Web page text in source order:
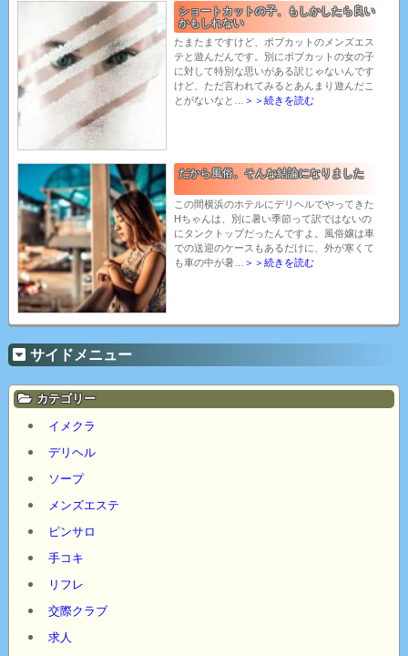
ショートカットの子、もしかしたら良い
かもしれない
たまたまですけど、ボブカットのメンズエス
テと遊んだんです。別にボブカットの女の子
に対して特別な思いがある訳じゃないんです
けど、ただ言われてみるとあんまり遊んだこ
とがないなと…
＞＞続きを読む
だから風俗。そんな結論になりました
この間横浜のホテルにデリヘルでやってきた
Hちゃんは、別に暑い季節って訳ではないの
にタンクトップだったんですよ。風俗嬢は車
での送迎のケースもあるだけに、外が寒くて
も車の中が暑…
＞＞続きを読む
サイドメニュー
カテゴリー
イメクラ
デリヘル
ソープ
メンズエステ
ピンサロ
手コキ
リフレ
交際クラブ
求人